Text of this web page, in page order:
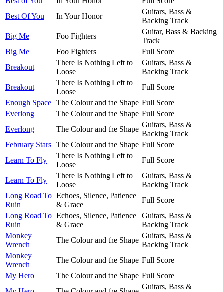
Best Of You
In Your Honor
Guitars, Bass &
Backing Track
Big Me
Foo Fighters
Guitar, Bass & Backing
Track
Big Me
Foo Fighters
Full Score
Breakout
There Is Nothing Left to
Loose
Guitars, Bass &
Backing Track
Breakout
There Is Nothing Left to
Loose
Full Score
Enough Space The Colour and the Shape Full Score
Everlong
The Colour and the Shape Full Score
Everlong
The Colour and the Shape
Guitars, Bass &
Backing Track
February Stars The Colour and the Shape Full Score
Learn To Fly
There Is Nothing Left to
Loose
Full Score
Learn To Fly
There Is Nothing Left to
Loose
Guitars, Bass &
Backing Track
Long Road To
Ruin
Echoes, Silence, Patience
& Grace
Full Score
Long Road To
Ruin
Echoes, Silence, Patience
& Grace
Guitars, Bass &
Backing Track
Monkey
Wrench
The Colour and the Shape
Guitars, Bass &
Backing Track
Monkey
Wrench
The Colour and the Shape Full Score
My Hero
The Colour and the Shape Full Score
Guitars, Bass &